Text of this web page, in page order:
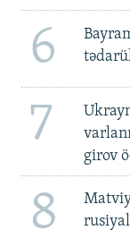
6
7
girov
8